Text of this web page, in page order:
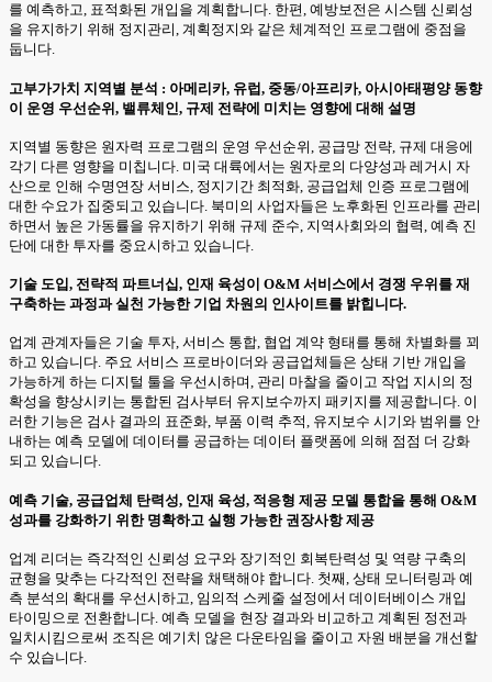
를 예측하고, 표적화된 개입을 계획합니다. 한편, 예방보전은 시스템 신뢰성
을 유지하기 위해 정지관리, 계획정지와 같은 체계적인 프로그램에 중점을
둡니다.
고부가가치 지역별 분석 : 아메리카, 유럽, 중동/아프리카, 아시아태평양 동향
이 운영 우선순위, 밸류체인, 규제 전략에 미치는 영향에 대해 설명
지역별 동향은 원자력 프로그램의 운영 우선순위, 공급망 전략, 규제 대응에
각기 다른 영향을 미칩니다. 미국 대륙에서는 원자로의 다양성과 레거시 자
산으로 인해 수명연장 서비스, 정지기간 최적화, 공급업체 인증 프로그램에
대한 수요가 집중되고 있습니다. 북미의 사업자들은 노후화된 인프라를 관리
하면서 높은 가동률을 유지하기 위해 규제 준수, 지역사회와의 협력, 예측 진
단에 대한 투자를 중요시하고 있습니다.
기술 도입, 전략적 파트너십, 인재 육성이 O&M 서비스에서 경쟁 우위를 재
구축하는 과정과 실천 가능한 기업 차원의 인사이트를 밝힙니다.
업계 관계자들은 기술 투자, 서비스 통합, 협업 계약 형태를 통해 차별화를 꾀
하고 있습니다. 주요 서비스 프로바이더와 공급업체들은 상태 기반 개입을
가능하게 하는 디지털 툴을 우선시하며, 관리 마찰을 줄이고 작업 지시의 정
확성을 향상시키는 통합된 검사부터 유지보수까지 패키지를 제공합니다. 이
러한 기능은 검사 결과의 표준화, 부품 이력 추적, 유지보수 시기와 범위를 안
내하는 예측 모델에 데이터를 공급하는 데이터 플랫폼에 의해 점점 더 강화
되고 있습니다.
예측 기술, 공급업체 탄력성, 인재 육성, 적응형 제공 모델 통합을 통해 O&M
성과를 강화하기 위한 명확하고 실행 가능한 권장사항 제공
업계 리더는 즉각적인 신뢰성 요구와 장기적인 회복탄력성 및 역량 구축의
균형을 맞추는 다각적인 전략을 채택해야 합니다. 첫째, 상태 모니터링과 예
측 분석의 확대를 우선시하고, 임의적 스케줄 설정에서 데이터베이스 개입
타이밍으로 전환합니다. 예측 모델을 현장 결과와 비교하고 계획된 정전과
일치시킴으로써 조직은 예기치 않은 다운타임을 줄이고 자원 배분을 개선할
수 있습니다.